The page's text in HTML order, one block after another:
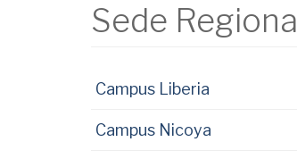
Sede
Campus Liberia
Campus Nicoya